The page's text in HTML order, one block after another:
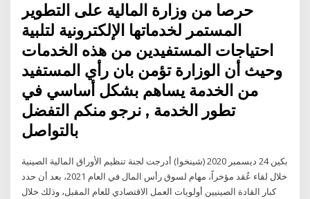
حرصا من وزارة المالية على التطوير
المستمر لخدماتها الإلكترونية لتلبية
احتياجات المستفيدين من هذه الخدمات
وحيث أن الوزارة تؤمن بان رأي المستفيد
من الخدمة يساهم بشكل أساسي في
تطور الخدمة , نرجو منكم التفضل
بالتواصل
بكين 24 ديسمبر 2020 (شينخوا) أدرجت لجنة تنظيم الأوراق المالية الصينية
خلال لقاء عُقد مؤخراً، مهام لسوق رأس المال في العام 2021، بعد أن حدد
كبار القادة الصينيين أولويات العمل الاقتصادي للعام المقبل، وذلك خلال